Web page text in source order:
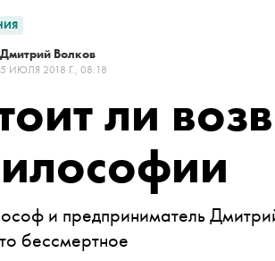
Дмитрий Волков
5 ИЮЛЯ 2018 Г., 08:18
ли
и предприниматель
бессмертное